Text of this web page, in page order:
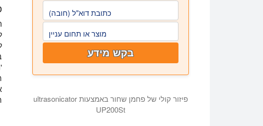
כתובת דוא"ל (חובה)
מוצר או תחום עניין
בקש מידע
פיזור קולי של פחמן שחור באמצעות ultrasonicator
UP200St